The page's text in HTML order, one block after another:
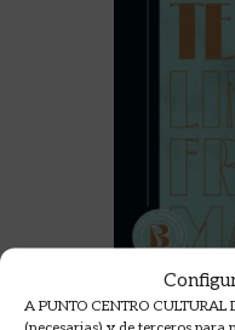
A PUNTO CENTRO CULTURAL